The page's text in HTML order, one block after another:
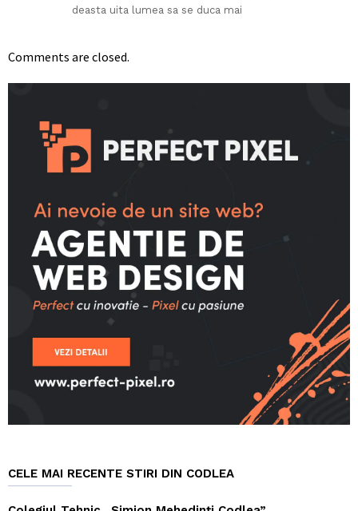
deasta uita lumea sa se duca mai
Comments are closed.
CELE MAI RECENTE STIRI DIN CODLEA